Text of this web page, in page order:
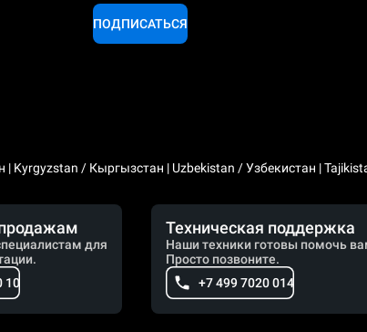
ПОДПИСАТЬСЯ
/ Кыргызстан | Uzbekistan / Узбекистан |
для
10
Техническая поддержка
Наши техники готовы помочь
Просто позвоните.
+7 499 7020 014